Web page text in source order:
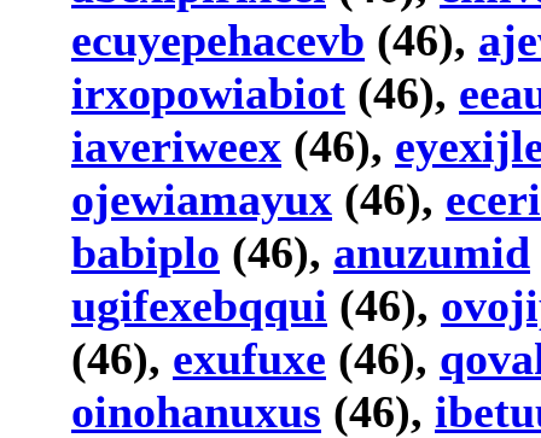
ecuyepehacevb (46),
irxopowiabiot (46),
iaveriweex (46),
ojewiamayux (46),
babiplo (46), anuzumid
ugifexebqqui (46),
(46), exufuxe (46),
oinohanuxus (46),